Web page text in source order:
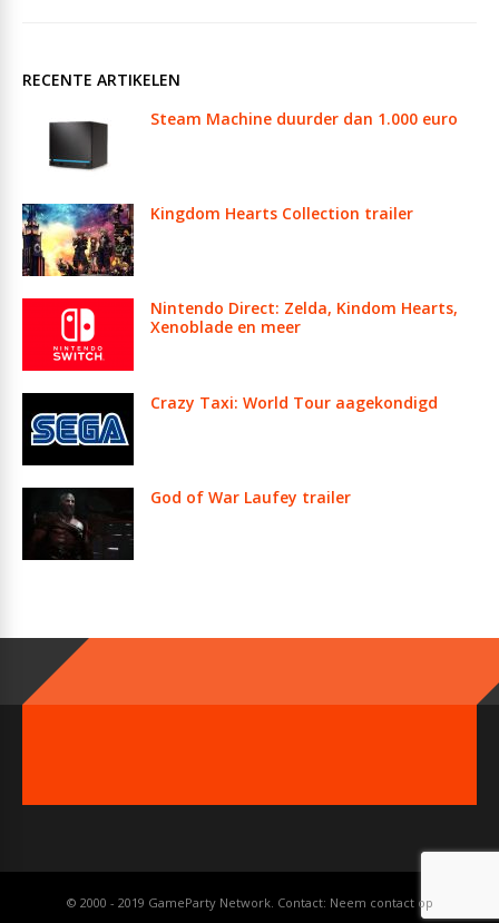
RECENTE ARTIKELEN
Steam Machine duurder dan 1.000 euro
Kingdom Hearts Collection trailer
Nintendo Direct: Zelda, Kindom Hearts,
Xenoblade en meer
Crazy Taxi: World Tour aagekondigd
God of War Laufey trailer
© 2000 - 2019 GameParty Network. Contact: Neem contact op